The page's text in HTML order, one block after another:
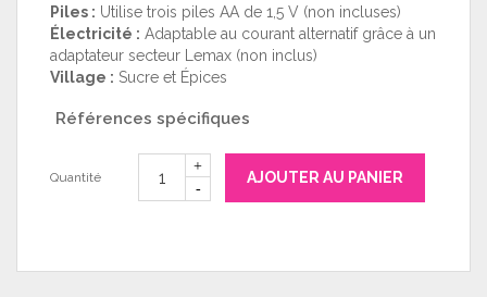
Piles : Utilise trois piles AA de 1,5 V (non incluses)
Électricité : Adaptable au courant alternatif grâce à un
adaptateur secteur Lemax (non inclus)
Village : Sucre et Épices
Références spécifiques
Quantité AJOUTER AU PANIER